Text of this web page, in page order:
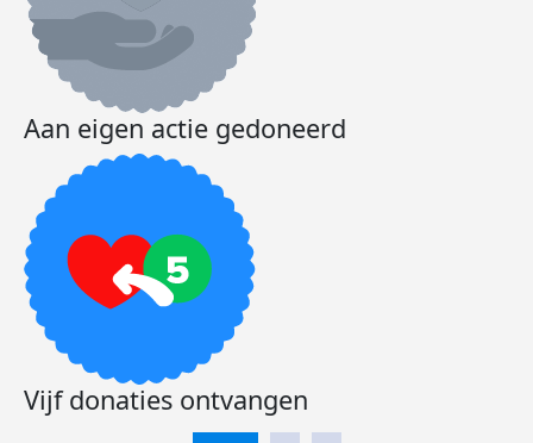
Aan eigen actie gedoneerd
Vijf donaties ontvangen